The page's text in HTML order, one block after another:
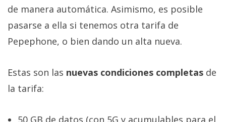
de manera automática. Asimismo, es posible
pasarse a ella si tenemos otra tarifa de
Pepephone, o bien dando un alta nueva.
Estas son las nuevas condiciones completas de
la tarifa: